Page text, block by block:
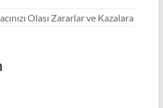
Olası Zararlar ve Kazalara